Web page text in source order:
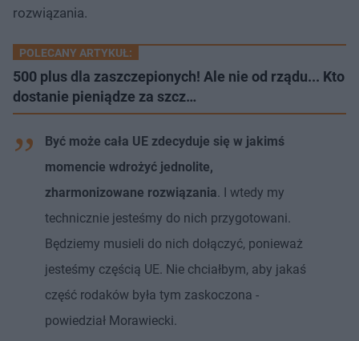
rozwiązania.
POLECANY ARTYKUŁ:
500 plus dla zaszczepionych! Ale nie od rządu... Kto
dostanie pieniądze za szcz…
Być może cała UE zdecyduje się w jakimś
momencie wdrożyć jednolite,
zharmonizowane rozwiązania. I wtedy my
technicznie jesteśmy do nich przygotowani.
Będziemy musieli do nich dołączyć, ponieważ
jesteśmy częścią UE. Nie chciałbym, aby jakaś
część rodaków była tym zaskoczona -
powiedział Morawiecki.